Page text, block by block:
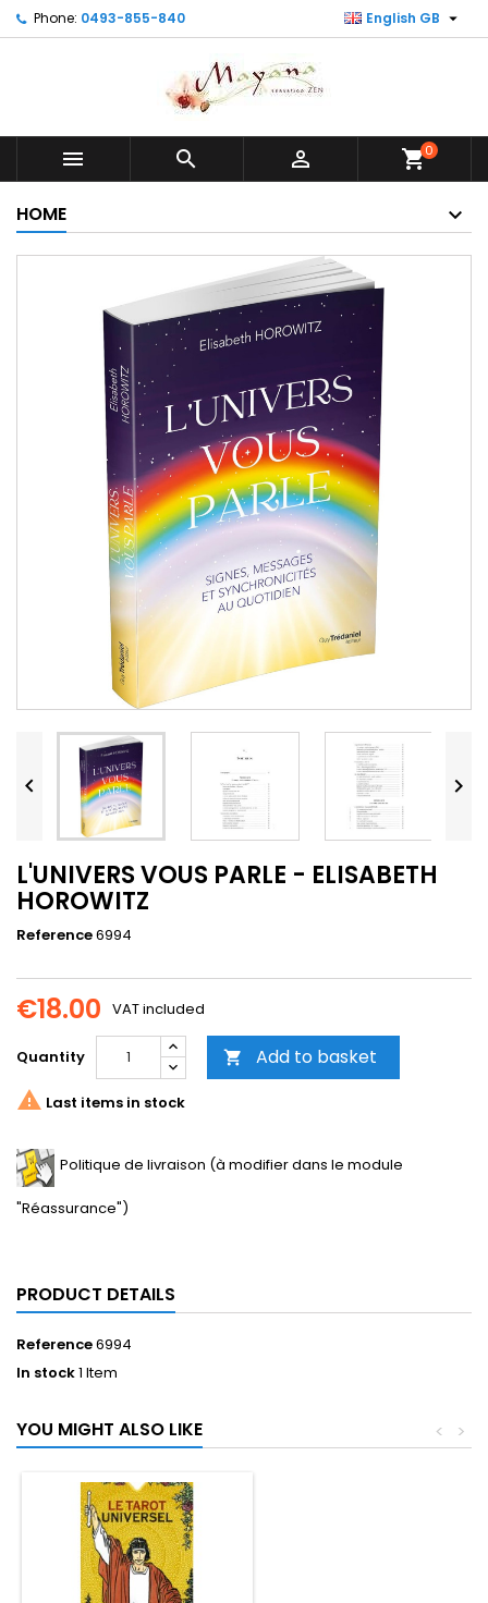
Phone: 0493-855-840 English GB 
   shopping_cart0
HOME
 
L'UNIVERS VOUS PARLE - ELISABETH
HOROWITZ
Reference6994
€18.00 VAT included
Quantity  Add to basket
 Last items in stock
Politique de livraison (à modifier dans le module
"Réassurance")
PRODUCT DETAILS
Reference6994
In stock1 Item
YOU MIGHT ALSO LIKE >
<